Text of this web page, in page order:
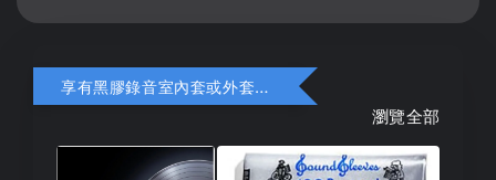
享有黑膠錄音室內套或外套折扣
瀏覽全部